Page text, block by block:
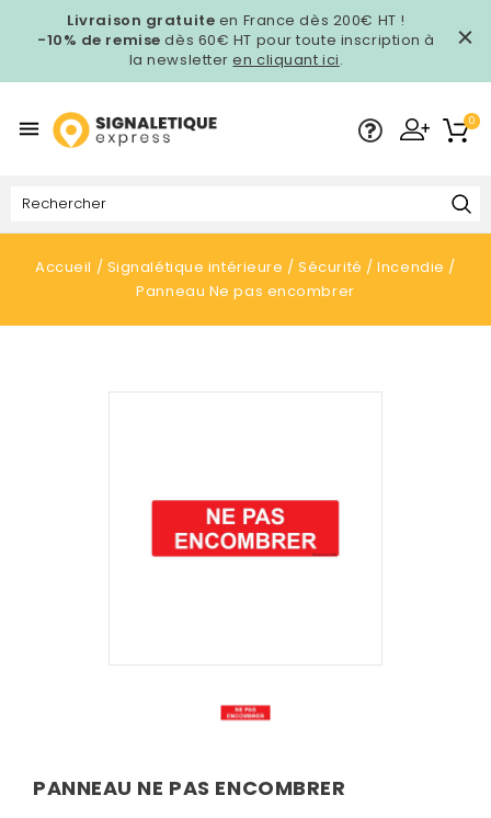
Livraison gratuite en France dès 200€ HT !
-10% de remise dès 60€ HT pour toute inscription à
la newsletteren cliquant ici.
 0
Accueil Signalétique intérieure Sécurité
Incendie
Panneau Ne pas encombrer
PANNEAU NE PAS ENCOMBRER